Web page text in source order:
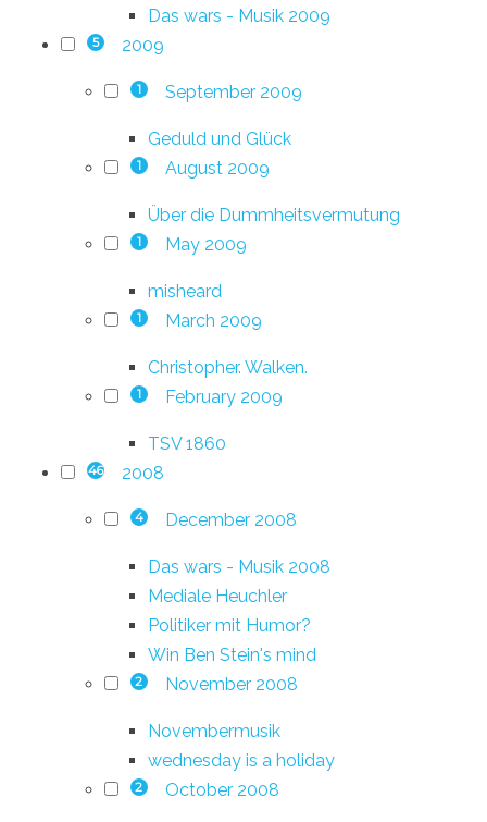
Das wars - Musik 2009
5 2009
1 September 2009
Geduld und Glück
1 August 2009
Über die Dummheitsvermutung
1 May 2009
misheard
1 March 2009
Christopher. Walken.
1 February 2009
TSV 1860
46 2008
4 December 2008
Das wars - Musik 2008
Mediale Heuchler
Politiker mit Humor?
Win Ben Stein's mind
2 November 2008
Novembermusik
wednesday is a holiday
2 October 2008